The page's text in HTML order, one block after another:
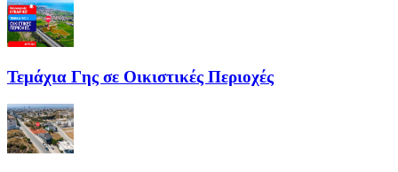
Τεμάχια Γης σε Οικιστικές Περιοχές